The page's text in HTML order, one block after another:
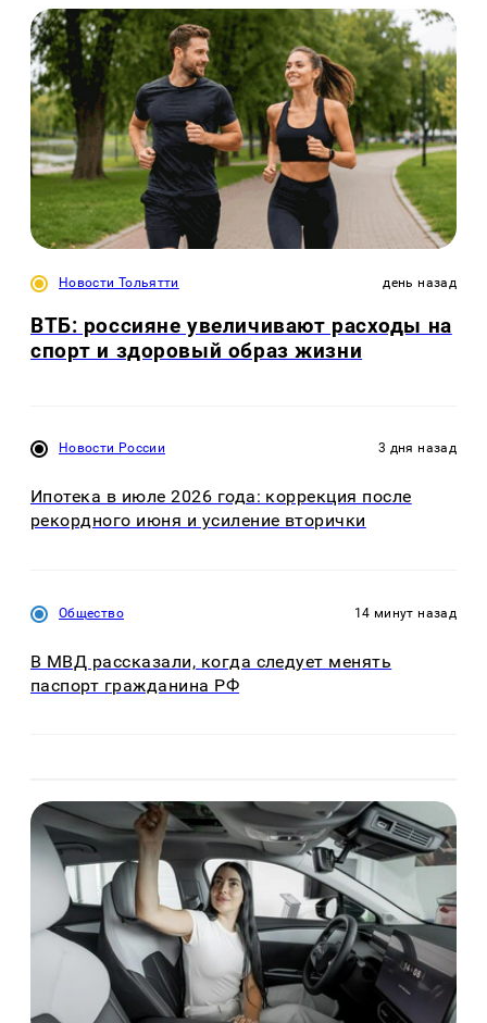
Новости Тольятти день назад
ВТБ: россияне увеличивают расходы на
спорт и здоровый образ жизни
Новости России 3 дня назад
Ипотека в июле 2026 года: коррекция после
рекордного июня и усиление вторички
Общество 14 минут назад
В МВД рассказали, когда следует менять
паспорт гражданина РФ